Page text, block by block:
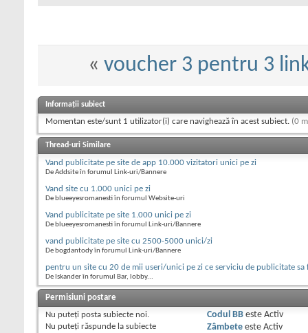
« voucher 3 pentru 3
Informații subiect
Momentan este/sunt 1 utilizator(i) care navighează în acest subiect. (0
Thread-uri Similare
Vand publicitate pe site de app 10.000 vizitatori unici pe zi
De Addsite în forumul Link-uri/Bannere
Vand site cu 1.000 unici pe zi
De blueeyesromanesti în forumul Website-uri
Vand publicitate pe site 1.000 unici pe zi
De blueeyesromanesti în forumul Link-uri/Bannere
vand publicitate pe site cu 2500-5000 unici/zi
De bogdantody în forumul Link-uri/Bannere
pentru un site cu 20 de mii useri/unici pe zi ce serviciu de publicitate sa
De Iskander în forumul Bar, lobby...
Permisiuni postare
Nu puteţi posta subiecte noi.
Nu puteţi răspunde la subiecte
Codul BBeste Activ
Zâmbeteeste Activ